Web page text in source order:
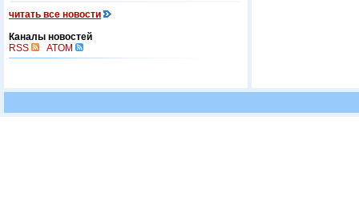
читать все новости
Каналы новостей
RSS
ATOM